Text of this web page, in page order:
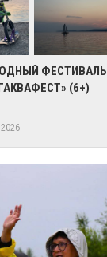
ФЕСТИВАЛЬ
(6+)